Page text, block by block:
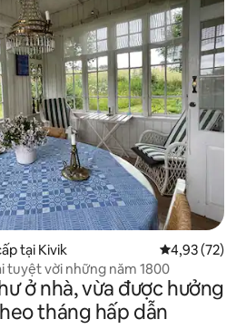
tại Kivik Xếp hạng
4,93 (72)
tuyệt vời những năm 1800
ở nhà, vừa được hưởng
tháng hấp dẫn